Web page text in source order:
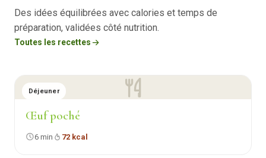
Des idées équilibrées avec calories et temps de
préparation, validées côté nutrition.
Toutes les recettes
Déjeuner
Œuf poché
6 min 72 kcal